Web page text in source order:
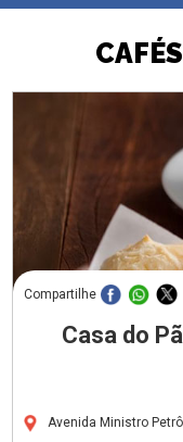
Compartilhe
Casa do
Avenida Ministro